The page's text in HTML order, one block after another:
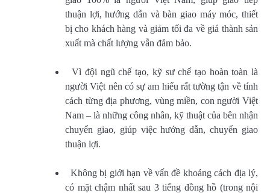
thuận lợi, hướng dẫn và bàn giao máy móc, thiết
bị cho khách hàng và giảm tối đa về giá thành sản
xuất mà chất lượng vẫn đảm bảo.
Vì đội ngũ chế tạo, kỹ sư chế tạo hoàn toàn là
người Việt nên có sự am hiểu rất tường tận về tính
cách từng địa phương, vùng miền, con người Việt
Nam – là những công nhân, kỹ thuật của bên nhận
chuyển giao, giúp việc hướng dẫn, chuyển giao
thuận lợi.
Không bị giới hạn về vấn đề khoảng cách địa lý,
có mặt chậm nhất sau 3 tiếng đồng hồ (trong nội